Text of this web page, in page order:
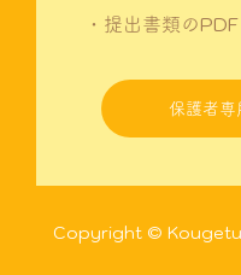
・提出書類のPDF
保護者専
Copyright ©